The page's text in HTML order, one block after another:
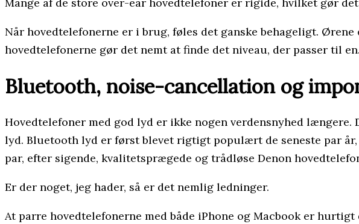
Når hovedtelefonerne er i brug, føles det ganske behageligt.
hovedtelefonerne gør det nemt at finde det niveau, der passer til en.
Bluetooth, noise-cancellation og
Hovedtelefoner med god lyd er ikke nogen verdensnyhed
lyd. Bluetooth lyd er først blevet rigtigt populært de seneste par
par, efter sigende, kvalitetsprægede og trådløse Denon
Er der noget, jeg hader, så er det nemlig ledninger.
At parre hovedtelefonerne med både iPhone og Macbook er